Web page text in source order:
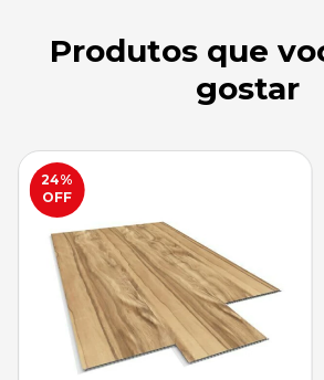
Produtos que
gostar
24%
OFF